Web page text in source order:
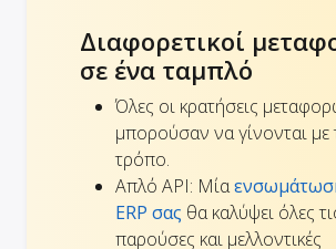
Διαφορετικοί
σε ένα ταμπλό
Όλες οι κρατήσεις
μπορούσαν να γίνονται με
τρόπο.
Απλό API: Μία
ERP σας θα καλύψει όλες
παρούσες και μελλοντικές